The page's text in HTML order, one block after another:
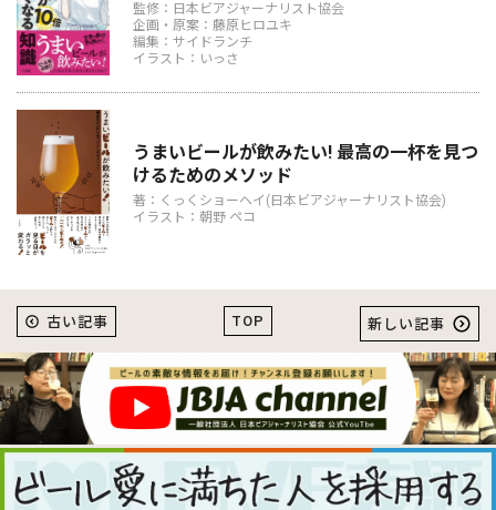
監修：日本ビアジャーナリスト協会
企画・原案：藤原ヒロユキ
編集：サイドランチ
イラスト：いっさ
うまいビールが飲みたい! 最高の一杯を見つ
けるためのメソッド
著：くっくショーヘイ(日本ビアジャーナリスト協会)
イラスト：朝野 ペコ
TOP
古い記事 新しい記事